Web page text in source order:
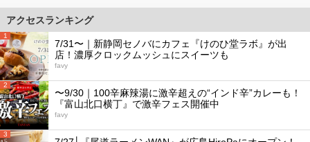
アクセスランキング
1
7/31〜｜新静岡セノバにカフェ『けのひ堂ラボ』が出
店！濃厚クロックムッシュにスイーツも
favy
2
〜9/30｜100辛麻辣湯に激辛超えの“インド辛”カレーも！
『富山北口横丁』で激辛フェス開催中
favy
3